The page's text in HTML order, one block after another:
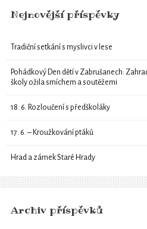
Nejnovější příspěvky
Tradiční setkání s myslivci v lese
Pohádkový Den dětí v Zabrušanech:
školy ožila smíchem a soutěžemi
18. 6. Rozloučení s předškoláky
17. 6. – Kroužkování ptáků
Hrad a zámek Staré Hrady
Archiv příspěvků